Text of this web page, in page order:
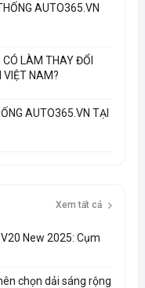
AUTO365.VN
LÀM THAY ĐỔI
VIỆT NAM?
AUTO365.VN TẠI
Xem tất cả
New 2025: Cụm
chọn dải sáng rộng